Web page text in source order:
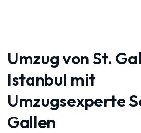
Umzug von St.
Istanbul mit
Umzugsexperte
Gallen